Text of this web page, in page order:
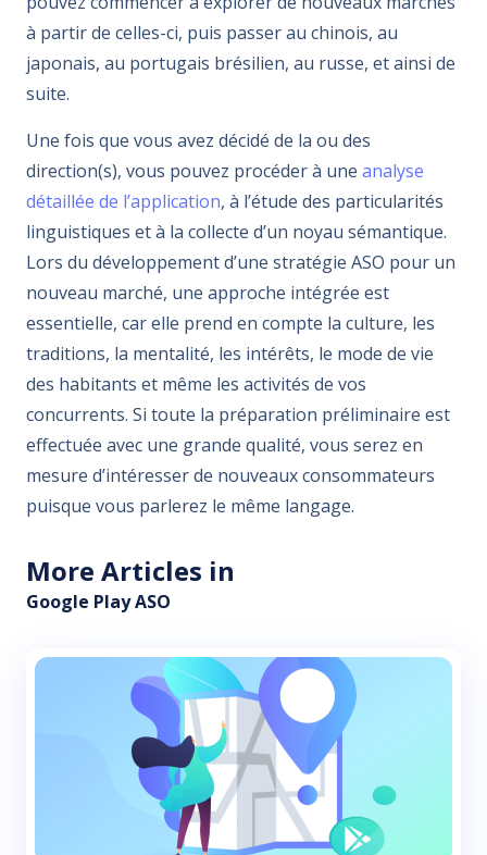
à partir de celles-ci, puis passer au chinois, au
japonais, au portugais brésilien, au russe, et ainsi de
suite.
Une fois que vous avez décidé de la ou des
direction(s), vous pouvez procéder à une analyse
détaillée de l’application, à l’étude des particularités
linguistiques et à la collecte d’un noyau sémantique.
Lors du développement d’une stratégie ASO pour un
nouveau marché, une approche intégrée est
essentielle, car elle prend en compte la culture, les
traditions, la mentalité, les intérêts, le mode de vie
des habitants et même les activités de vos
concurrents. Si toute la préparation préliminaire est
effectuée avec une grande qualité, vous serez en
mesure d’intéresser de nouveaux consommateurs
puisque vous parlerez le même langage.
More Articles in
Google Play ASO